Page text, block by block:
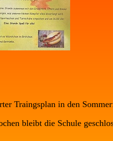
Traingsplan in den
bleibt die Schule